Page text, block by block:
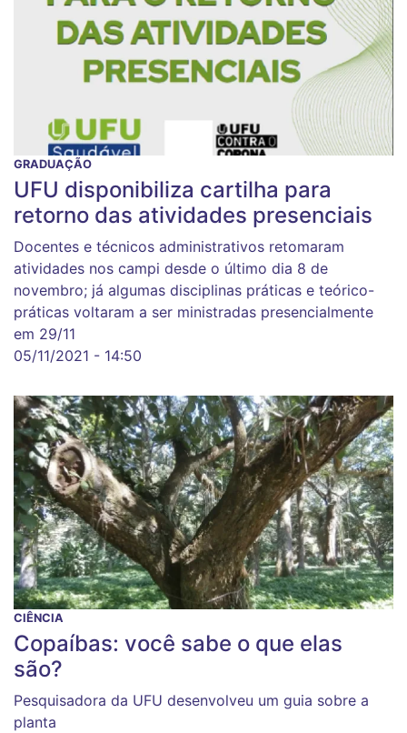
GRADUAÇÃO
UFU disponibiliza cartilha para
retorno das atividades presenciais
Docentes e técnicos administrativos retomaram
atividades nos campi desde o último dia 8 de
novembro; já algumas disciplinas práticas e teórico-
práticas voltaram a ser ministradas presencialmente
em 29/11
05/11/2021 - 14:50
CIÊNCIA
Copaíbas: você sabe o que elas
são?
Pesquisadora da UFU desenvolveu um guia sobre a
planta